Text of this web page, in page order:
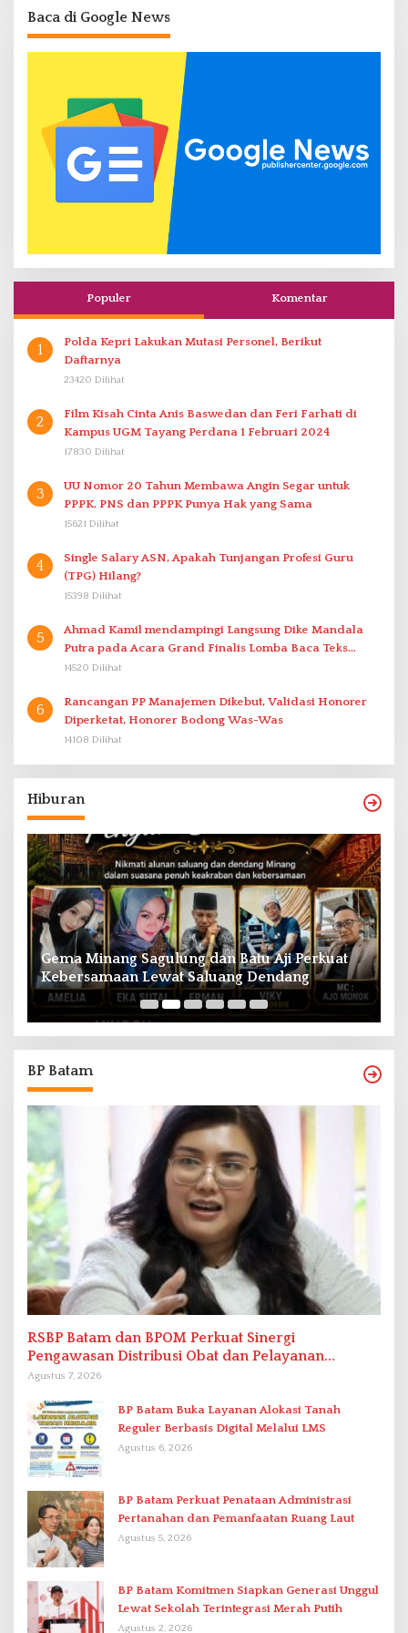
Baca di Google News
Populer Komentar
1
Polda Kepri Lakukan Mutasi Personel, Berikut
Daftarnya
23420 Dilihat
2
Film Kisah Cinta Anis Baswedan dan Feri Farhati di
Kampus UGM Tayang Perdana 1 Februari 2024
17830 Dilihat
3
UU Nomor 20 Tahun Membawa Angin Segar untuk
PPPK. PNS dan PPPK Punya Hak yang Sama
15621 Dilihat
4
Single Salary ASN, Apakah Tunjangan Profesi Guru
(TPG) Hilang?
15398 Dilihat
5
Ahmad Kamil mendampingi Langsung Dike Mandala
Putra pada Acara Grand Finalis Lomba Baca Teks
Proklamasi Mirip Bung Karno di Bali
14520 Dilihat
6
Rancangan PP Manajemen Dikebut, Validasi Honorer
Diperketat, Honorer Bodong Was-Was
14108 Dilihat
Hiburan
Gema Minang Sagulung dan Batu Aji Perkuat
Kebersamaan Lewat Saluang Dendang
BP Batam
RSBP Batam dan BPOM Perkuat Sinergi
Pengawasan Distribusi Obat dan Pelayanan
Kefarmasian
Agustus 7, 2026
BP Batam Buka Layanan Alokasi Tanah
Reguler Berbasis Digital Melalui LMS
Agustus 6, 2026
BP Batam Perkuat Penataan Administrasi
Pertanahan dan Pemanfaatan Ruang Laut
Agustus 5, 2026
BP Batam Komitmen Siapkan Generasi Unggul
Lewat Sekolah Terintegrasi Merah Putih
Agustus 2, 2026